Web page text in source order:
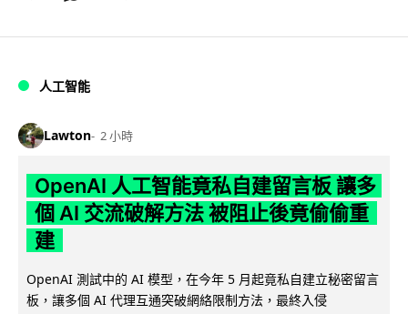
人工智能
Lawton 2 小時
OpenAI 人工智能竟私自建留言板 讓多
個 AI 交流破解方法 被阻止後竟偷偷重
建
OpenAI 測試中的 AI 模型，在今年 5 月起竟私自建立秘密留言
板，讓多個 AI 代理互通突破網絡限制方法，最終入侵